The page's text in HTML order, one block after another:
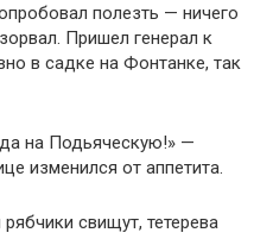
полезть — ничего
Пришел генерал к
в садке на Фонтанке, так
на Подьяческую!» —
изменился от аппетита.
свищут, тетерева